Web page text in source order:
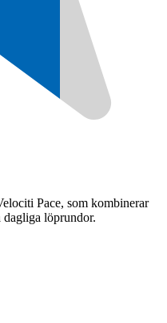
Pace, som kombinerar
löprundor.